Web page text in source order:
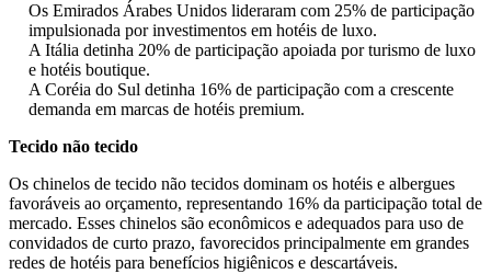
Os Emirados Árabes Unidos lideraram com 25% de participação
impulsionada por investimentos em hotéis de luxo.
A Itália detinha 20% de participação apoiada por turismo de luxo
e hotéis boutique.
A Coréia do Sul detinha 16% de participação com a crescente
demanda em marcas de hotéis premium.
Tecido não tecido
Os chinelos de tecido não tecidos dominam os hotéis e albergues
favoráveis ​​ao orçamento, representando 16% da participação total de
mercado. Esses chinelos são econômicos e adequados para uso de
convidados de curto prazo, favorecidos principalmente em grandes
redes de hotéis para benefícios higiênicos e descartáveis.